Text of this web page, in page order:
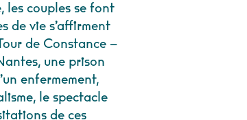
les couples se font
de vie s’affirment
de Constance –
une prison
enfermement,
le spectacle
de ces